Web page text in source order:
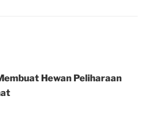
Hewan Peliharaan